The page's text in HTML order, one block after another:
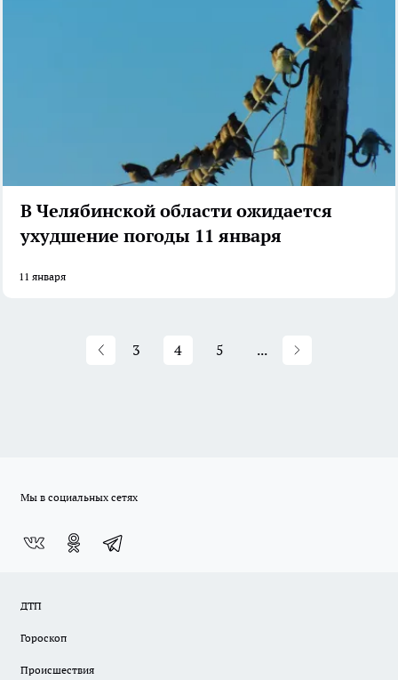
В Челябинской области ожидается
ухудшение погоды 11 января
11 января
3 4 5 ...
Мы в социальных сетях
ДТП
Гороскоп
Происшествия